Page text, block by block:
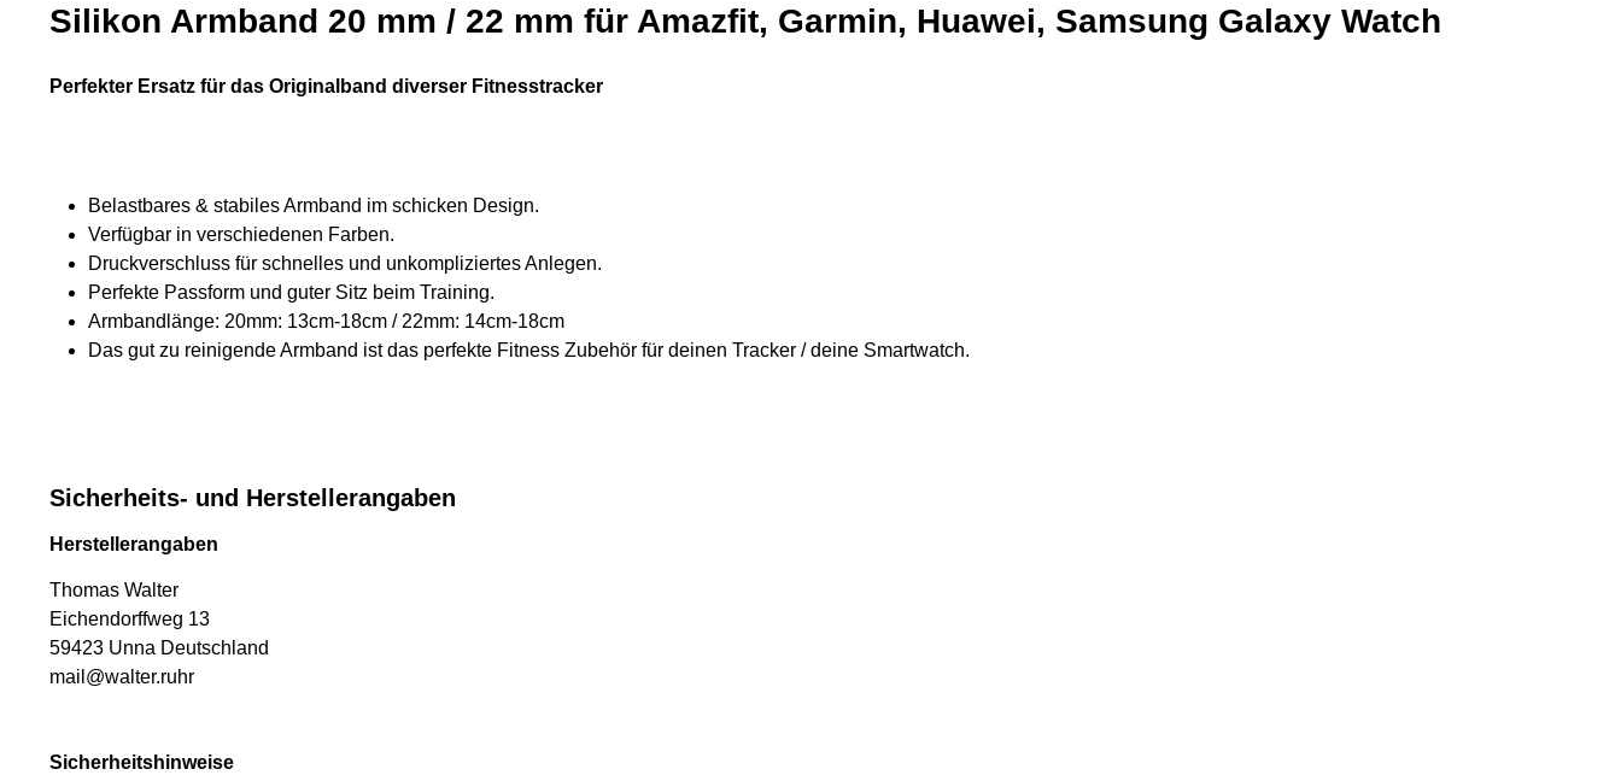
Silikon Armband 20 mm / 22 mm für Amazfit, Garmin, Huawei, Samsung Galaxy Watch
Perfekter Ersatz für das Originalband diverser Fitnesstracker
Belastbares & stabiles Armband im schicken Design.
Verfügbar in verschiedenen Farben.
Druckverschluss für schnelles und unkompliziertes Anlegen.
Perfekte Passform und guter Sitz beim Training.
Armbandlänge: 20mm: 13cm-18cm / 22mm: 14cm-18cm
Das gut zu reinigende Armband ist das perfekte Fitness Zubehör für deinen Tracker / deine Smartwatch.
Sicherheits- und Herstellerangaben
Herstellerangaben
Thomas Walter
Eichendorffweg 13
59423 Unna Deutschland
mail@walter.ruhr
Sicherheitshinweise